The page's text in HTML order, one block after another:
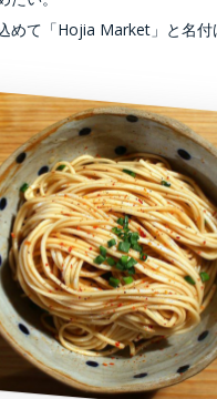
めて「Hojia Market」と名付